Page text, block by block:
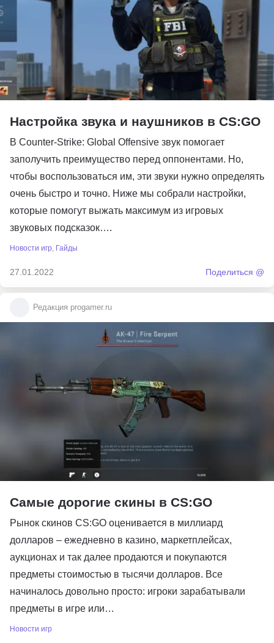
Настройка звука и наушников в CS:GO
В Counter-Strike: Global Offensive звук помогает
заполучить преимущество перед оппонентами. Но,
чтобы воспользоваться им, эти звуки нужно определять
очень быстро и точно. Ниже мы собрали настройки,
которые помогут выжать максимум из игровых
звуковых подсказок….
Новости игр, Гайды
27.01.2022 Поделиться @
Редакция progamer.ru
Самые дорогие скины в CS:GO
Рынок скинов CS:GO оценивается в миллиард
долларов – ежедневно в казино, маркетплейсах,
аукционах и так далее продаются и покупаются
предметы стоимостью в тысячи долларов. Все
начиналось довольно просто: игроки зарабатывали
предметы в игре или…
Новости игр